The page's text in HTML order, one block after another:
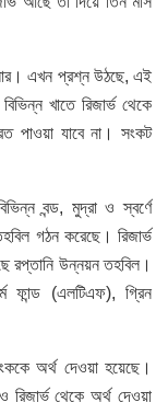
এখন প্রশ্ন উঠছে, এই
খাতে রিজার্ভ থেকে
পাওয়া যাবে না। সংকট
বন্ড, মুদ্রা ও স্বর্ণে
গঠন করেছে। রিজার্ভ
রপ্তানি উন্নয়ন তহবিল।
ফান্ড (এলটিএফ), গ্রিন
অর্থ দেওয়া হয়েছে।
রিজার্ভ থেকে অর্থ দেওয়া